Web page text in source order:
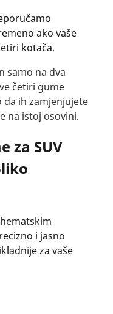
ako vaše
kotača.
samo na dva
četiri gume
ih zamjenjujete
na istoj osovini.
za SUV
i jasno
za vaše